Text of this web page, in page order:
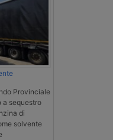
Provinciale
a sequestro
di
solvente